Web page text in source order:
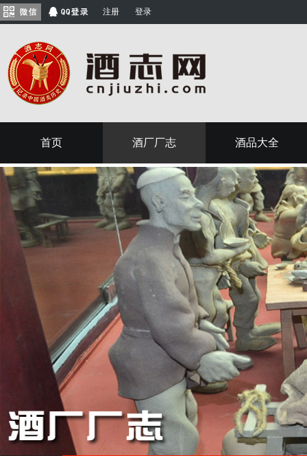
注册 登录
首页 酒厂厂志 酒品大全